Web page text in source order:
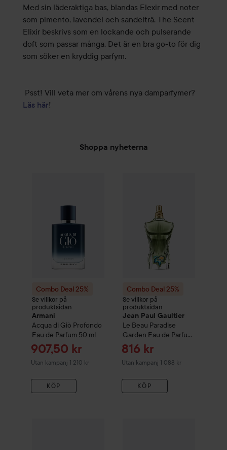
Med sin läderaktiga bas, blandas Elexir med noter
som pimento, lavendel och sandelträ. The Scent
Elixir beskrivs som en lockande och pulserande
doft som passar många. Det är en bra go-to för dig
som söker en kryddig parfym.
Psst! Vill veta mer om vårens nya damparfymer?
Läs här!
Shoppa nyheterna
Combo Deal 25%
Se villkor på
produktsidan
Armani
Acqua di Giò Profondo
Eau de Parfum 50 ml
Reapris
907,50 kr
Utan kampanj 1 210 kr
KÖP
Combo Deal 25%
Se villkor på
produktsidan
Jean Paul Gaultier
Le Beau Paradise
Garden Eau de Parfum
75 ml
Reapris
816 kr
Utan kampanj 1 088 kr
KÖP